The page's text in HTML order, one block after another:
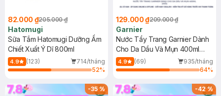
82.000 ₫205.000 ₫
Hatomugi
Sữa Tắm Hatomugi Dưỡng Ẩm
Chiết Xuất Ý Dĩ 800ml
4.9 (123)
714/tháng
52%
129.000 ₫209.000 ₫
Garnier
Nước Tẩy Trang Garnier Dành
Cho Da Dầu Và Mụn 400ml
(Mới)
4.9 (69)
935/tháng
64%
-35% -42%